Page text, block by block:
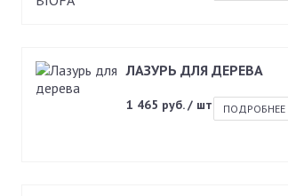
ЛАЗУРЬ ДЛЯ ДЕРЕВА
1 465 руб. / шт ПОДРОБНЕЕ